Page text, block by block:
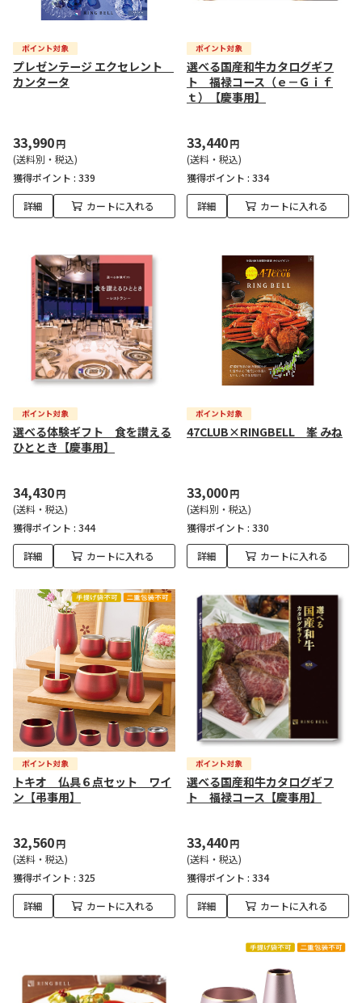
プレゼンテージ エクセレント
カンタータ
33,990円
(送料別・税込)
獲得ポイント : 339
詳細 カートに入れる
選べる国産和牛カタログギフ
ト 福禄コース（ｅ－Ｇｉｆ
ｔ）【慶事用】
33,440円
(送料・税込)
獲得ポイント : 334
詳細 カートに入れる
選べる体験ギフト 食を讃える
ひととき【慶事用】
34,430円
(送料・税込)
獲得ポイント : 344
詳細 カートに入れる
47CLUB×RINGBELL 峯 みね
33,000円
(送料別・税込)
獲得ポイント : 330
詳細 カートに入れる
トキオ 仏具６点セット ワイ
ン【弔事用】
32,560円
(送料・税込)
獲得ポイント : 325
詳細 カートに入れる
選べる国産和牛カタログギフ
ト 福禄コース【慶事用】
33,440円
(送料・税込)
獲得ポイント : 334
詳細 カートに入れる